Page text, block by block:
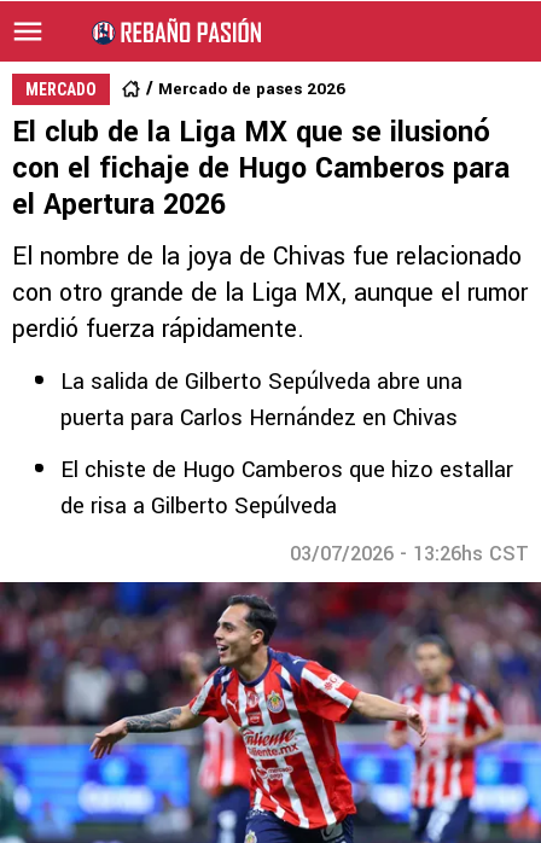
MERCADO Mercado de pases 2026
El club de la Liga MX que se ilusionó
con el fichaje de Hugo Camberos para
el Apertura 2026
El nombre de la joya de Chivas fue relacionado
con otro grande de la Liga MX, aunque el rumor
perdió fuerza rápidamente.
La salida de Gilberto Sepúlveda abre una
puerta para Carlos Hernández en Chivas
El chiste de Hugo Camberos que hizo estallar
de risa a Gilberto Sepúlveda
03/07/2026 - 13:26hs CST